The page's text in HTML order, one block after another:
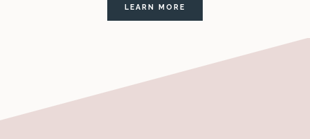
LEARN MORE